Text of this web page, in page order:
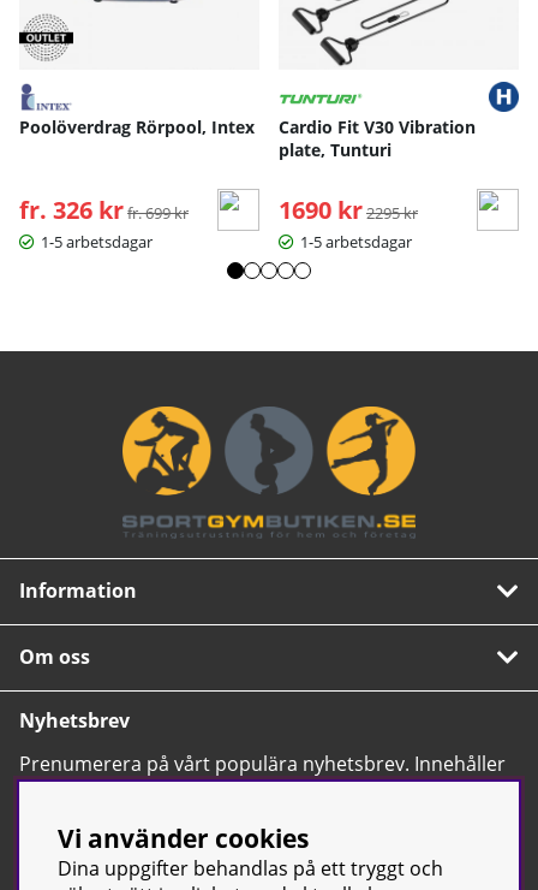
Poolöverdrag Rörpool, Intex
fr. 326 kr Ordinarie pris:
fr. 699 kr
1-5 arbetsdagar
Cardio Fit V30 Vibration
plate, Tunturi
1690 kr Ordinarie pris:
2295 kr
1-5 arbetsdagar
Information
Om oss
Nyhetsbrev
Prenumerera på vårt populära nyhetsbrev. Innehåller
tips, nyheter och våra allra bästa erbjudanden.
Vi använder cookies
Dina uppgifter behandlas på ett tryggt och